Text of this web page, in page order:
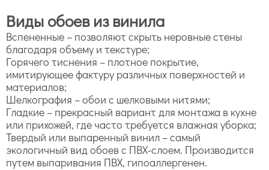
Виды обоев из винила
Вспененные – позволяют скрыть неровные стены
благодаря объему и текстуре;
Горячего тиснения – плотное покрытие,
имитирующее фактуру различных поверхностей и
материалов;
Шелкография – обои с шелковыми нитями;
Гладкие – прекрасный вариант для монтажа в кухне
или прихожей, где часто требуется влажная уборка;
Твердый или выпаренный винил – самый
экологичный вид обоев с ПВХ-слоем. Производится
путем выпаривания ПВХ, гипоаллергенен.